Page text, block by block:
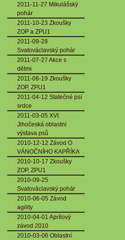
2011-11-27 Mikulášský
pohár
2011-10-23 Zkoušky
ZOP a ZPU1
2011-09-28
Svatováclavský pohár
2011-07-27 Akce s
dětmi
2011-06-19 Zkoušky
ZOP, ZPU1
2011-04-12 Statečné psí
srdce
2011-03-05 XVI.
Jihočeská oblastní
výstava psů
2010-12-12 Závod O
VÁNOČNÍHO KAPŘÍKA
2010-10-17 Zkoušky
ZOP, ZPU1
2010-09-25
Svatováclavský pohár
2010-06-05 Závod
agility
2010-04-01 Aprílový
závod 2010
2010-03-06 Oblastní